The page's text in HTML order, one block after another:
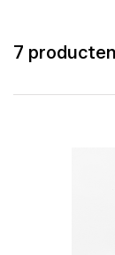
7 producten